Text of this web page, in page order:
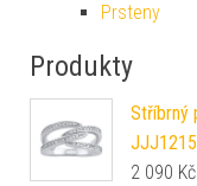
Prsteny
Produkty
Stříbrný
2 090 Kč